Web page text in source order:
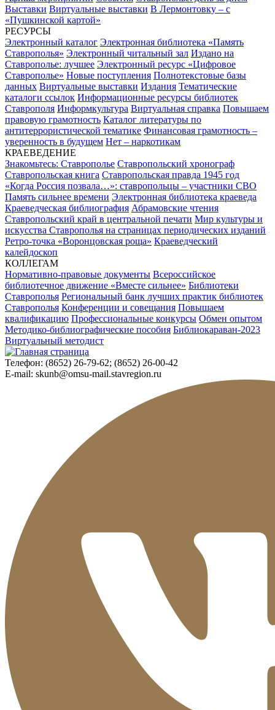
Выставки Виртуальные выставки В Лермонтовку – с
«Пушкинской картой»
РЕСУРСЫ
Электронный каталог Электронная библиотека «Память
Ставрополья» Электронный читальный зал Издано на
Ставрополье: лучшее Электронный ресурс «Цифровое
Ставрополье» Новые поступления Полнотекстовые базы
данных Виртуальные выставки Издания Тематические
каталоги ссылок Информационные ресурсы библиотек
Ставрополя Информкультура Виртуальная справка Повышаем
правовую грамотность Каталог литературы по
антитеррористической тематике Финансовая грамотность –
уверенность в будущем Нет – наркотикам
КРАЕВЕДЕНИЕ
Знакомьтесь: Ставрополье Ставропольский хронограф
Ставропольская книга Ставропольская правда 1945 год
«Когда Россия позвала…»: ставропольцы – участники СВО
Память сильнее времени Электронная библиотека краеведа
Краеведческая библиография Абрамовские чтения
Ставропольский край в центральной печати Мир культуры и
искусства Ставрополья на страницах периодических изданий
Ретро-точка «Воронцовская роща» Краеведческий
калейдоскоп
КОЛЛЕГАМ
Нормативно-правовые документы Всероссийское
библиотечное движение «Вместе сильнее» Библиотеки
Ставрополья Региональный банк лучших практик библиотек
Ставрополья Конференции и совещания Повышаем
квалификацию Профессиональные конкурсы Обмен опытом
Методико-библиографические пособия Библиокараван-2023
Виртуальный методист
Телефон: (8652) 26-79-62; (8652) 26-00-42
E-mail: skunb@omsu-mail.stavregion.ru